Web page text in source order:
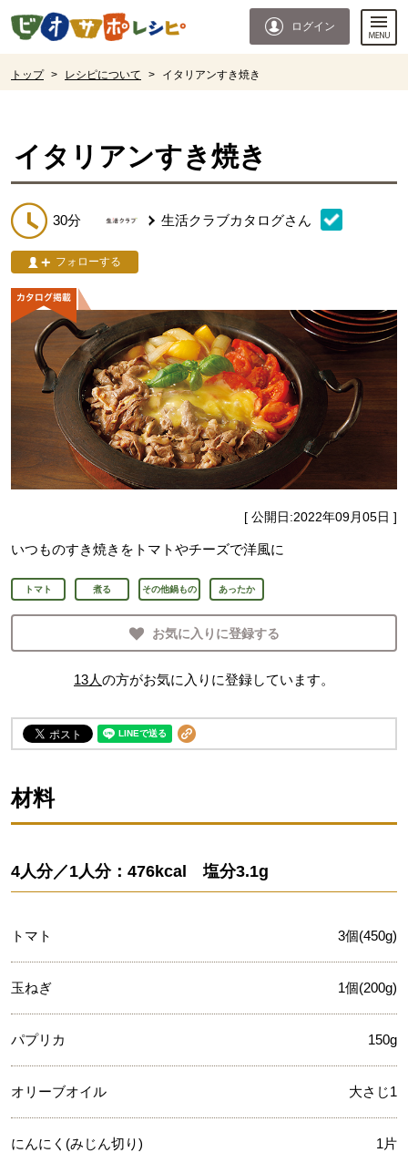
ページの先頭です。
ログイン
トップ > レシピについて > イタリアンすき焼き
イタリアンすき焼き
30分 生活クラブカタログさん
フォローする
[ 公開日:2022年09月05日 ]
いつものすき焼きをトマトやチーズで洋風に
トマト 煮る その他鍋もの あったか
お気に入りに登録する
13人の方がお気に入りに登録しています。
材料
4人分／1人分：476kcal 塩分3.1g
トマト 3個(450g)
玉ねぎ 1個(200g)
パプリカ 150g
オリーブオイル 大さじ1
にんにく(みじん切り) 1片